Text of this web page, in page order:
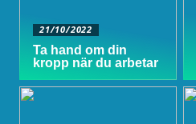
21/10/2022
Ta hand om din
kropp när du arbetar